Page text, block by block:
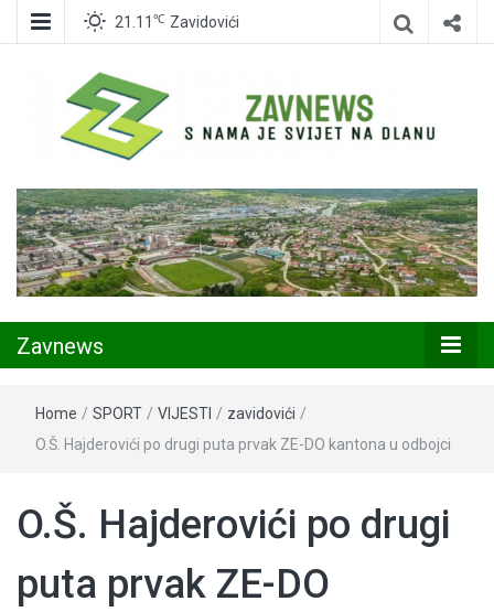
21.11 ℃ Zavidovići
Zavnews
Zavnews
Home / SPORT / VIJESTI / zavidovići /
O.Š. Hajderovići po drugi puta prvak ZE-DO kantona u odbojci
O.Š. Hajderovići po drugi
puta prvak ZE-DO